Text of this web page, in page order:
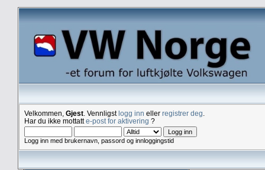
Velkommen, Gjest . Vennligstlogg inn eller registrer deg
Har du ikke mottatte-post for aktivering ?
Logg inn med brukernavn, passord og innloggingstid